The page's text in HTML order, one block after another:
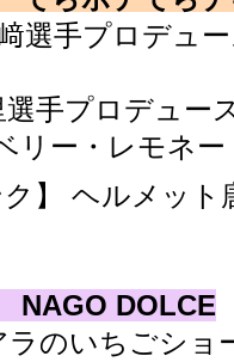
﨑選手プロデュ
選手プロデュ
リー・レモネ
ク】 ヘルメッ
NAGO DOLCE
ラのいちごシ